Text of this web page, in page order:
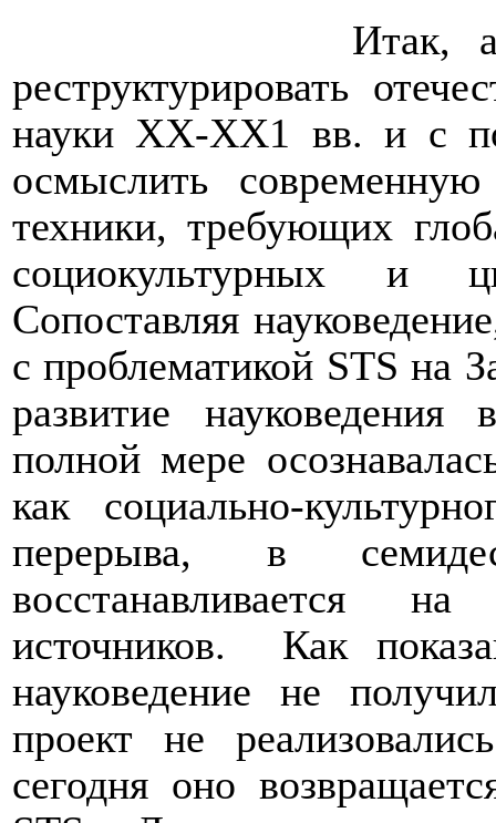
Итак,
реструктурировать
науки ХХ-ХХ1 вв. и с
осмыслить
техники, требующих
социокультурных и
Сопоставляя
с проблематикой STS на
развитие
полной мере
как социально-
перерыва, в
восстанавливается
источников.
Как
науковедение не
проект не
сегодня оно